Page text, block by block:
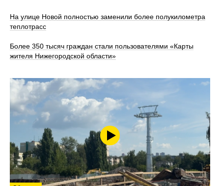
На улице Новой полностью заменили более полукилометра
теплотрасс
Более 350 тысяч граждан стали пользователями «Карты
жителя Нижегородской области»